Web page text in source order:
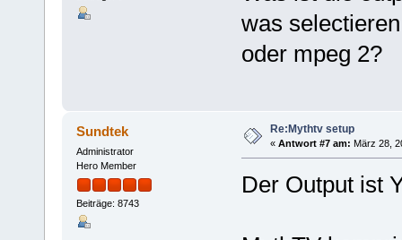
was
oder mpeg 2?
Sundtek
Administrator
Hero Member
Beiträge: 8743
Re:Mythtv setup
« Antwort #7 am: März 28,
Der Output ist